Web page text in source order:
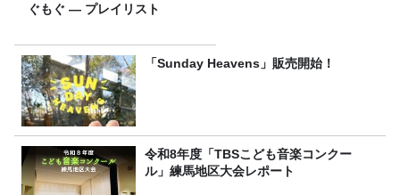
ぐもぐ ― プレイリスト
「Sunday Heavens」販売開始！
令和8年度「TBSこども音楽コンクー
ル」練馬地区大会レポート